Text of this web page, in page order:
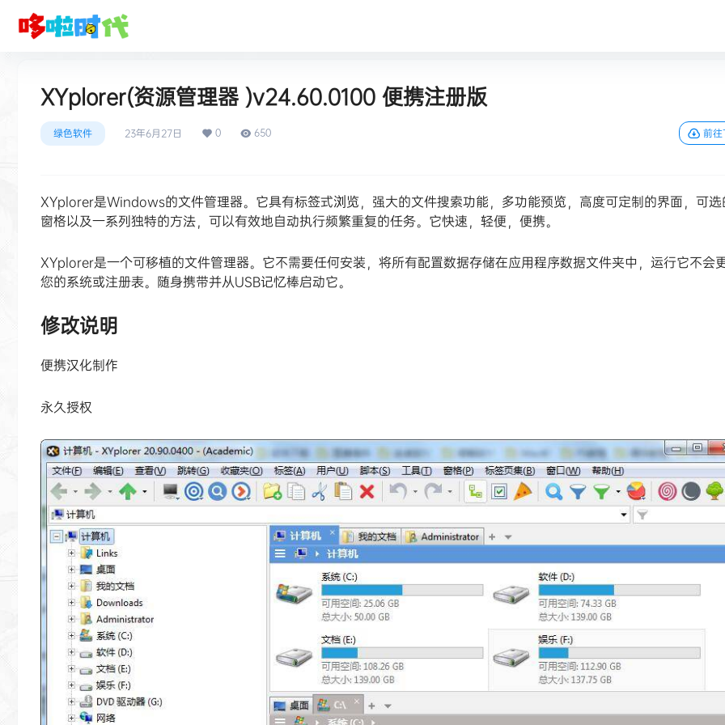
XYplorer(资源管理器 )v24.60.0100 便携注册版
绿色软件 23年6月27日 0 650 前往
XYplorer是Windows的文件管理器。它具有标签式浏览，强大的文件搜索功能，多功能预览，高度可定制的界面，可选
窗格以及一系列独特的方法，可以有效地自动执行频繁重复的任务。它快速，轻便，便携。
XYplorer是一个可移植的文件管理器。它不需要任何安装，将所有配置数据存储在应用程序数据文件夹中，运行它不会
您的系统或注册表。随身携带并从USB记忆棒启动它。
修改说明
便携汉化制作
永久授权